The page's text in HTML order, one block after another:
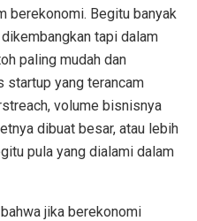
berekonomi. Begitu banyak
tapi dalam
paling mudah dan
startup yang terancam
volume bisnisnya
dibuat besar, atau lebih
pula yang dialami dalam
jika berekonomi